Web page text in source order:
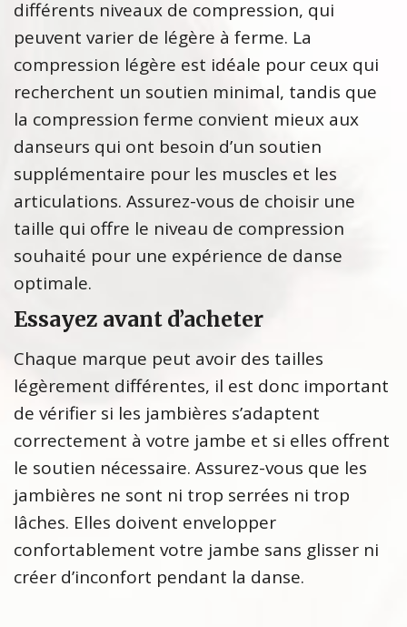
différents niveaux de compression, qui
peuvent varier de légère à ferme. La
compression légère est idéale pour ceux qui
recherchent un soutien minimal, tandis que
la compression ferme convient mieux aux
danseurs qui ont besoin d’un soutien
supplémentaire pour les muscles et les
articulations. Assurez-vous de choisir une
taille qui offre le niveau de compression
souhaité pour une expérience de danse
optimale.
Essayez avant d’acheter
Chaque marque peut avoir des tailles
légèrement différentes, il est donc important
de vérifier si les jambières s’adaptent
correctement à votre jambe et si elles offrent
le soutien nécessaire. Assurez-vous que les
jambières ne sont ni trop serrées ni trop
lâches. Elles doivent envelopper
confortablement votre jambe sans glisser ni
créer d’inconfort pendant la danse.